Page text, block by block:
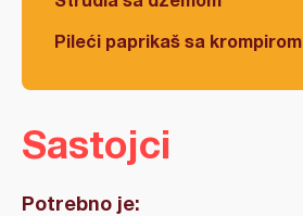
Pileći paprikaš sa krompirom
Sastojci
Potrebno je: